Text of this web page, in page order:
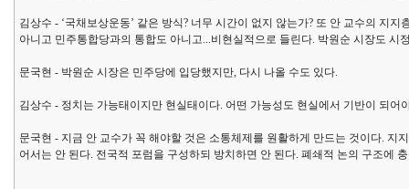
김상수 - ‘국채보상운동’ 같은 방식? 너무 시간이 없지 않는가? 또 안 교수의 지
아니고 민주통합당과의 통합도 아니고...비현실적으로 들린다. 박원순 시장도
문국현 - 박원순 시장은 민주당에 입당했지만, 다시 나올 수도 있다.
김상수 - 정치는 가능태이지만 현실태이다. 어떤 가능성도 현실에서 기반이 되어
문국현 - 지금 안 교수가 꼭 해야할 것은 소통체제를 원활하게 만드는 것이다.
어서는 안 된다. 전국적 포럼을 구성하되 방치하면 안 된다. 폐쇄적 논의 구조에